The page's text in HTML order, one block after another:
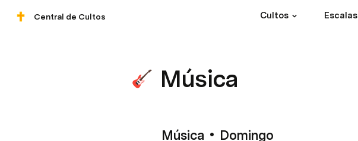
Central de Cultos Cultos Escalas
Música
Música • Domingo